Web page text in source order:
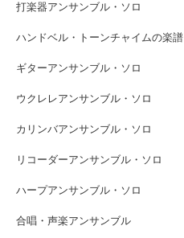
打楽器アンサンブル・ソロ
ハンドベル・トーンチャイムの楽譜
ギターアンサンブル・ソロ
ウクレレアンサンブル・ソロ
カリンバアンサンブル・ソロ
リコーダーアンサンブル・ソロ
ハープアンサンブル・ソロ
合唱・声楽アンサンブル